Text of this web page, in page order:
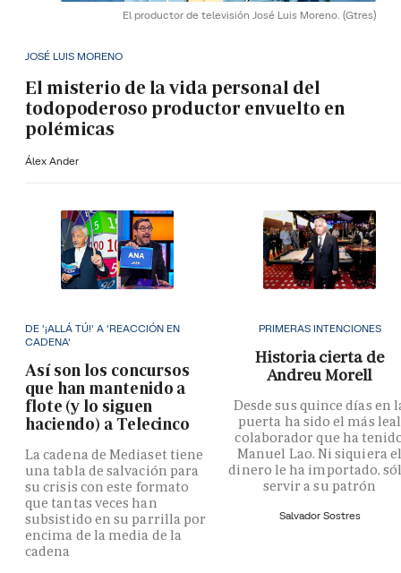
El productor de televisión José Luis Moreno. (Gtres)
JOSÉ LUIS MORENO
El misterio de la vida personal del
todopoderoso productor envuelto en
polémicas
Álex Ander
DE '¡ALLÁ TÚ!' A 'REACCIÓN EN
CADENA'
Así son los concursos
que han mantenido a
flote (y lo siguen
haciendo) a Telecinco
La cadena de Mediaset tiene
una tabla de salvación para
su crisis con este formato
que tantas veces han
subsistido en su parrilla por
encima de la media de la
cadena
PRIMERAS INTENCIONES
Historia cierta de
Andreu Morell
Desde sus quince días en
puerta ha sido el más leal
colaborador que ha
Manuel Lao. Ni siquiera
dinero le ha importado,
servir a su patrón
Salvador Sostres